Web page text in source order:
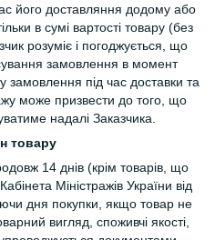
його доставляння додому або
в сумі вартості товару (без
розуміє і погоджується, що
замовлення в момент
замовлення під час доставки та
може призвести до того, що
надалі Заказчика.
товару
14 днів (крім товарів, що
Міністражів України від
дня покупки, якщо товар не
вигляд, споживчі якості,